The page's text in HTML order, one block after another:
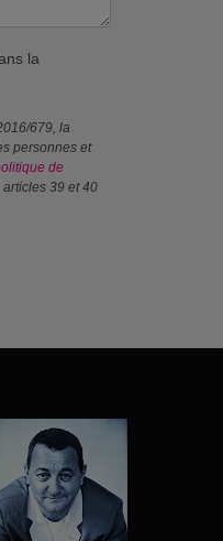
la
679, la
personnes et
de
articles 39 et 40